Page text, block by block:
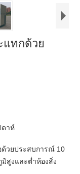
แทกด้วย
ดาห์
ด้วยประสบการณ์ 10
สูงและต่ำห้องสิ่ง